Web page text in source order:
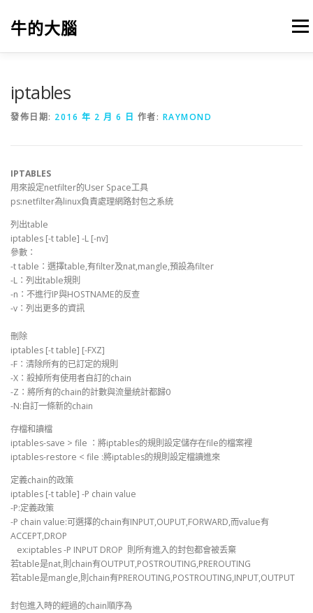
牛的大腦 選單
iptables
發佈日期: 2016 年 2 月 6 日 作者: RAYMOND
IPTABLES
用來設定netfilter的User Space工具
ps:netfilter為linux負責處理網路封包之系統
列出table
iptables [-t table] -L [-nv]
參數：
-t table：選擇table,有filter及nat,mangle,預設為filter
-L：列出table規則
-n：不進行IP與HOSTNAME的反查
-v：列出更多的資訊
刪除
iptables [-t table] [-FXZ]
-F：清除所有的已訂定的規則
-X：殺掉所有使用者自訂的chain
-Z：將所有的chain的計數與流量統計都歸0
-N:自訂一條新的chain
存檔和讀檔
iptables-save > file ：將iptables的規則設定儲存在file的檔案裡
iptables-restore < file :將iptables的規則設定檔讀進來
定義chain的政策
iptables [-t table] -P chain value
-P:定義政策
-P chain value:可選擇的chain有INPUT,OUPUT,FORWARD,而value有
ACCEPT,DROP
ex:iptables -P INPUT DROP 則所有進入的封包都會被丢棄
若table是nat,則chain有OUTPUT,POSTROUTING,PREROUTING
若table是mangle,則chain有PREROUTING,POSTROUTING,INPUT,OUTPUT
封包進入時的經過的chain順序為